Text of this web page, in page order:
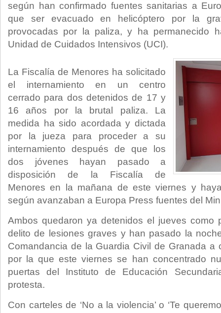
según han confirmado fuentes sanitarias a
que ser evacuado en helicóptero por la
provocadas por la paliza, y ha permanecido
Unidad de Cuidados Intensivos (UCI).
La Fiscalía de Menores ha solicitado
el internamiento en un centro
cerrado para dos detenidos de 17 y
16 años por la brutal paliza. La
medida ha sido acordada y dictada
por la jueza para proceder a su
internamiento después de que los
dos jóvenes hayan pasado a
disposición de la Fiscalía de
Menores en la mañana de este viernes y
según avanzaban a Europa Press fuentes del
Ambos quedaron ya detenidos el jueves como
delito de lesiones graves y han pasado la
Comandancia de la Guardia Civil de Granada a
por la que este viernes se han concentrado
puertas del Instituto de Educación
protesta.
Con carteles de ‘No a la violencia’ o ‘Te